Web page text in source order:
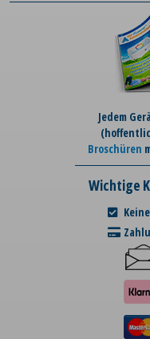
Jedem
Broschüren
Wichtige